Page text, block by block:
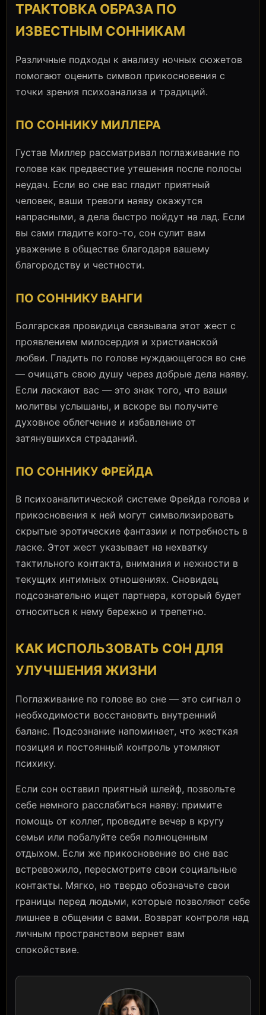
ТРАКТОВКА ОБРАЗА ПО
ИЗВЕСТНЫМ СОННИКАМ
Различные подходы к анализу ночных сюжетов
помогают оценить символ прикосновения с
точки зрения психоанализа и традиций.
ПО СОННИКУ МИЛЛЕРА
Густав Миллер рассматривал поглаживание по
голове как предвестие утешения после полосы
неудач. Если во сне вас гладит приятный
человек, ваши тревоги наяву окажутся
напрасными, а дела быстро пойдут на лад. Если
вы сами гладите кого-то, сон сулит вам
уважение в обществе благодаря вашему
благородству и честности.
ПО СОННИКУ ВАНГИ
Болгарская провидица связывала этот жест с
проявлением милосердия и христианской
любви. Гладить по голове нуждающегося во сне
— очищать свою душу через добрые дела наяву.
Если ласкают вас — это знак того, что ваши
молитвы услышаны, и вскоре вы получите
духовное облегчение и избавление от
затянувшихся страданий.
ПО СОННИКУ ФРЕЙДА
В психоаналитической системе Фрейда голова и
прикосновения к ней могут символизировать
скрытые эротические фантазии и потребность в
ласке. Этот жест указывает на нехватку
тактильного контакта, внимания и нежности в
текущих интимных отношениях. Сновидец
подсознательно ищет партнера, который будет
относиться к нему бережно и трепетно.
КАК ИСПОЛЬЗОВАТЬ СОН ДЛЯ
УЛУЧШЕНИЯ ЖИЗНИ
Поглаживание по голове во сне — это сигнал о
необходимости восстановить внутренний
баланс. Подсознание напоминает, что жесткая
позиция и постоянный контроль утомляют
психику.
Если сон оставил приятный шлейф, позвольте
себе немного расслабиться наяву: примите
помощь от коллег, проведите вечер в кругу
семьи или побалуйте себя полноценным
отдыхом. Если же прикосновение во сне вас
встревожило, пересмотрите свои социальные
контакты. Мягко, но твердо обозначьте свои
границы перед людьми, которые позволяют себе
лишнее в общении с вами. Возврат контроля над
личным пространством вернет вам
спокойствие.